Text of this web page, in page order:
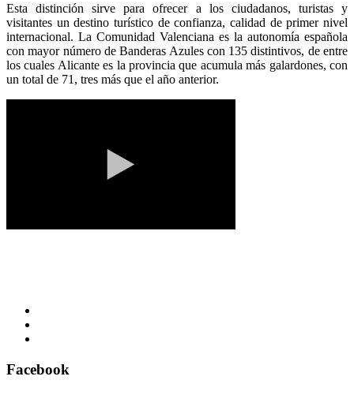
Esta distinción sirve para ofrecer a los ciudadanos, turistas y
visitantes un destino turístico de confianza, calidad de primer nivel
internacional. La Comunidad Valenciana es la autonomía española
con mayor número de Banderas Azules con 135 distintivos, de entre
los cuales Alicante es la provincia que acumula más galardones, con
un total de 71, tres más que el año anterior.
Facebook